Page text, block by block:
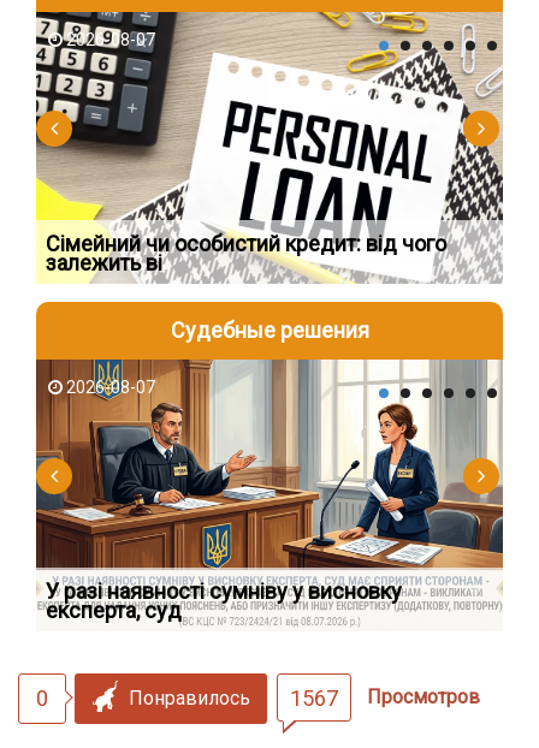
2026-08-07
Сімейний чи особистий кредит: від чого
залежить ві
Судебные решения
2026-08-07
У разі наявності сумніву у висновку
експерта, суд
0 Понравилось 1567 Просмотров